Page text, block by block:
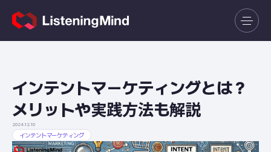
インテントマーケティングとは？
メリットや実践方法も解説
2024.12.10
インテントマーケティング